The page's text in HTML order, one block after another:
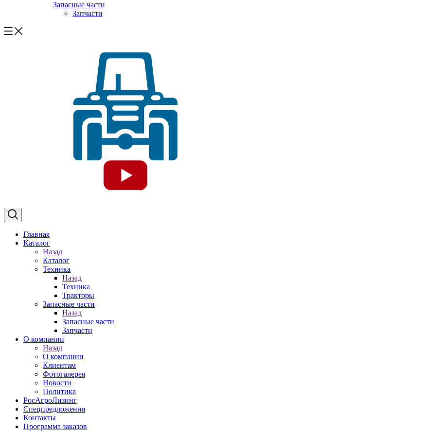
Запасные части
Запчасти
Главная
Каталог
Назад
Каталог
Техника
Назад
Техника
Тракторы
Запасные части
Назад
Запасные части
Запчасти
О компании
Назад
О компании
Клиентам
Фотогалерея
Новости
Политика
РосАгроЛизинг
Спецпредложения
Контакты
Программа заказов